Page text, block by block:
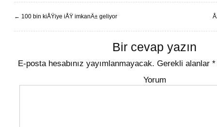
← 100 bin kiÅŸiye iÅŸ imkanÄ± geliyor
Bir cevap yazın
E-posta hesabınız yayımlanmayacak. Gerekli alanlar *
Yorum